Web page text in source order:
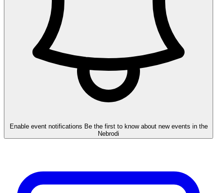
Enable event notifications Be the first to know about new events in the
Nebrodi